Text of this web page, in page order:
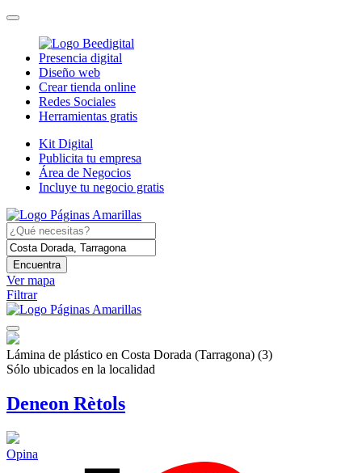
Presencia digital
Diseño web
Crear tienda online
Redes Sociales
Herramientas gratis
Kit Digital
Publicita tu empresa
Área de Negocios
Incluye tu negocio gratis
Encuentra
Ver mapa
Filtrar
Lámina de plástico en Costa Dorada (Tarragona) (3)
Sólo ubicados en la localidad
Deneon Rètols
Opina